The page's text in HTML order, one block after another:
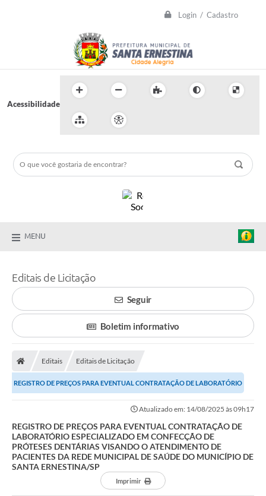
Login / Cadastro
Acessibilidade
MENU
Editais de Licitação
Seguir
Boletim informativo
Editais Editais de Licitação
REGISTRO DE PREÇOS PARA EVENTUAL CONTRATAÇÃO DE LABORATÓRIO
Atualizado em: 14/08/2025 às 09h17
REGISTRO DE PREÇOS PARA EVENTUAL CONTRATAÇÃO DE
LABORATÓRIO ESPECIALIZADO EM CONFECÇÃO DE
PRÓTESES DENTÁRIAS VISANDO O ATENDIMENTO DE
PACIENTES DA REDE MUNICIPAL DE SAÚDE DO MUNICÍPIO DE
SANTA ERNESTINA/SP
Imprimir